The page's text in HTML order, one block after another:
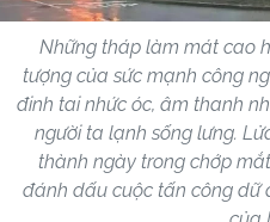
Những tháp làm mát cao
tượng của sức mạnh công
đinh tai nhức óc, âm thanh
người ta lạnh sống lưng.
thành ngày trong chớp
đánh dấu cuộc tấn công dữ